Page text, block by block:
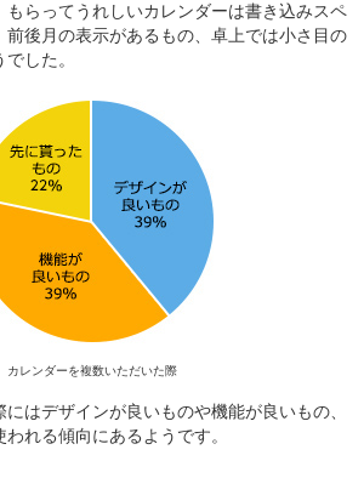
シン目入〕
ンダー
ラーズ(大)
もらってうれしいカレンダーは書き込みスペ
前後月の表示があるもの、卓上では小さ目の
した。
カレンダーを複数いただいた際
はデザインが良いものや機能が良いもの、
れる傾向にあるようです。